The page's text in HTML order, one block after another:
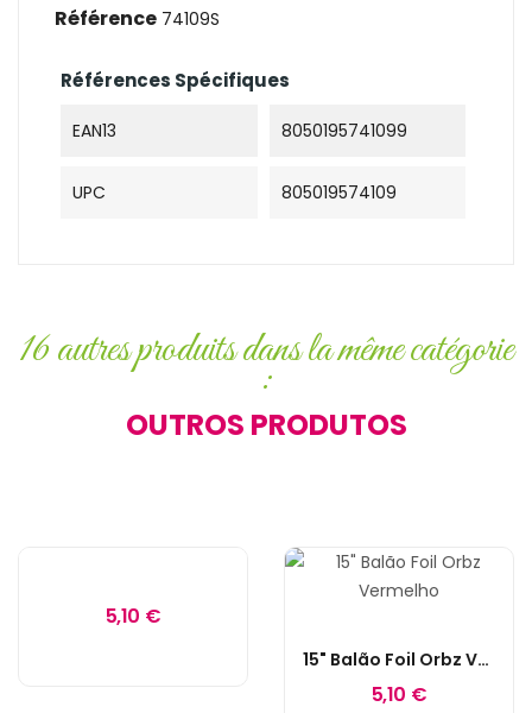
Référence 74109S
Références Spécifiques
EAN13 8050195741099
UPC 805019574109
16 autres produits dans la même catégorie
:
OUTROS PRODUTOS
5,10 €
15" Balão Foil Orbz Vermelho
5,10 €